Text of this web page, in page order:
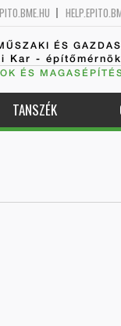
ÉS
Kar -
ÉS
TANSZÉK